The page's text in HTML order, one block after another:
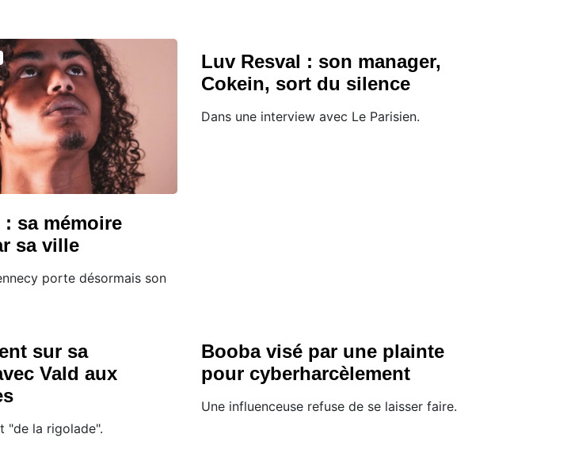
sa mémoire
sa ville
porte désormais son
Luv Resval : son manager,
Cokein, sort du silence
Dans une interview avec Le Parisien.
sur sa
Vald aux
"de la rigolade".
Booba visé par une plainte
pour cyberharcèlement
Une influenceuse refuse de se laisser faire.